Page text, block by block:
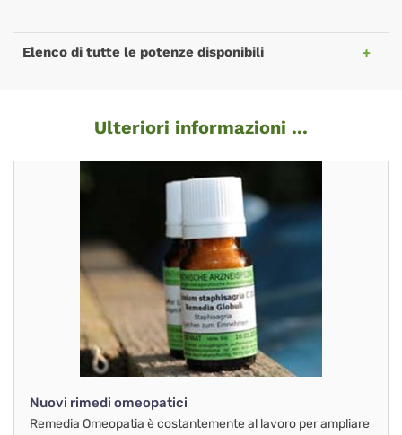
Elenco di tutte le potenze disponibili
Ulteriori informazioni ...
Nuovi rimedi omeopatici
Remedia Omeopatia è costantemente al lavoro per ampliare